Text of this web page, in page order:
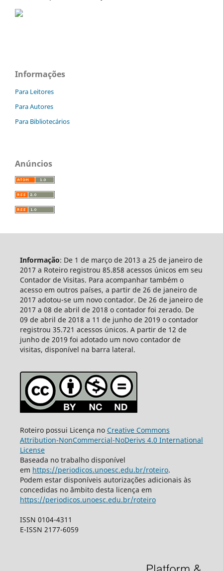
Informações
Para Leitores
Para Autores
Para Bibliotecários
Anúncios
Informação: De 1 de março de 2013 a 25 de janeiro de
2017 a Roteiro registrou 85.858 acessos únicos em seu
Contador de Visitas. Para acompanhar também o
acesso em outros países, a partir de 26 de janeiro de
2017 adotou-se um novo contador. De 26 de janeiro de
2017 a 08 de abril de 2018 o contador foi zerado. De
09 de abril de 2018 a 11 de junho de 2019 o contador
registrou 35.721 acessos únicos. A partir de 12 de
junho de 2019 foi adotado um novo contador de
visitas, disponível na barra lateral.
Roteiro possui Licença no Creative Commons
Attribution-NonCommercial-NoDerivs 4.0 International
License
Baseada no trabalho disponível
em https://periodicos.unoesc.edu.br/roteiro.
Podem estar disponíveis autorizações adicionais às
concedidas no âmbito desta licença em
https://periodicos.unoesc.edu.br/roteiro
ISSN 0104-4311
E-ISSN 2177-6059